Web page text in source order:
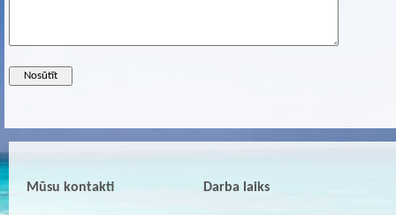
Mūsu kontakti Darba laiks